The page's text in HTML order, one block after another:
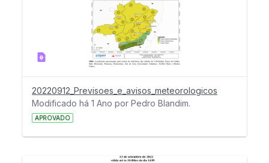
20220912_Previsoes_e_avisos_meteorologicos
Modificado há 1 Ano por Pedro Blandim.
APROVADO